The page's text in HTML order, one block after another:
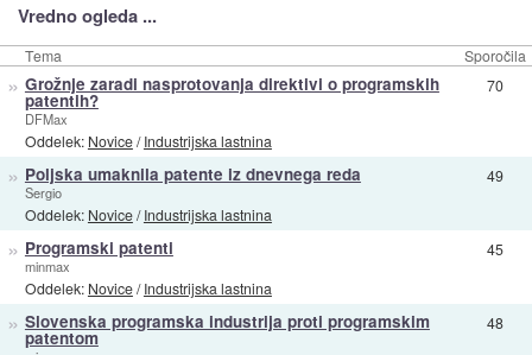
Vredno ogleda ...
Tema Sporočila
» Grožnje zaradi nasprotovanja direktivi o programskih
patentih?
DFMax
Oddelek: Novice/Industrijska lastnina
70
» Poljska umaknila patente iz dnevnega reda
Sergio
Oddelek: Novice/Industrijska lastnina
49
» Programski patenti
minmax
Oddelek: Novice/Industrijska lastnina
45
» Slovenska programska industrija proti programskim
patentom
48